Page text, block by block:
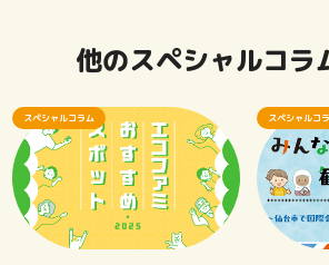
他のスペシャルコラ
スペシャルコラム スペシャルコ